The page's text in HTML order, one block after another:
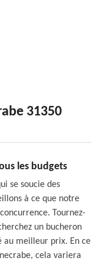
31350
les budgets
se soucie des
à ce que notre
Tournez-
un bucheron
au meilleur prix. En ce
cela variera